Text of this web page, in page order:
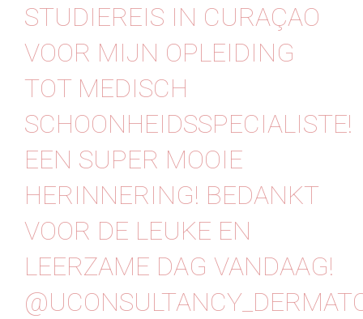
STUDIEREIS IN CURAÇAO
VOOR MIJN OPLEIDING
TOT MEDISCH
SCHOONHEIDSSPECIALISTE!
EEN SUPER MOOIE
HERINNERING!️ BEDANKT
VOOR DE LEUKE EN
LEERZAME DAG VANDAAG!